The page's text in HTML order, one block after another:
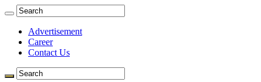
Advertisement
Career
Contact Us